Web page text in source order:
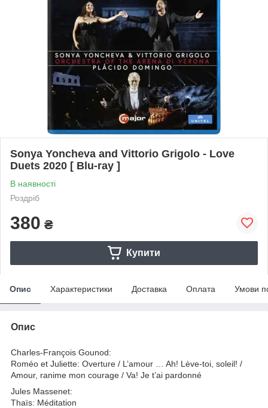
Sonya Yoncheva and Vittorio Grigolo - Love
Duets 2020 [ Blu-ray ]
В наявності
Роздріб
380 ₴
Купити
Опис Характеристики Доставка Оплата Умови
Опис
Charles-François Gounod:
Roméo et Juliette: Overture / L’amour … Ah! Lève-toi, soleil! /
Amour, ranime mon courage / Va! Je t’ai pardonné
Jules Massenet:
Thaïs: Méditation